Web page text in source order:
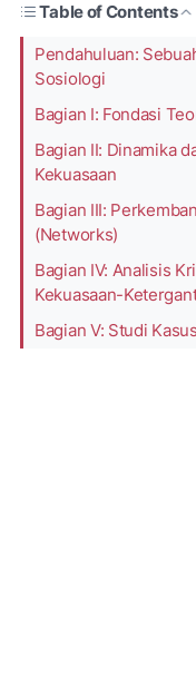
Table of Contents
Pendahuluan:
Sosiologi
Bagian I: Fondasi
Bagian II: Dinamika
Kekuasaan
Bagian III:
(Networks)
Bagian IV: Analisis
Kekuasaan-
Bagian V: Studi